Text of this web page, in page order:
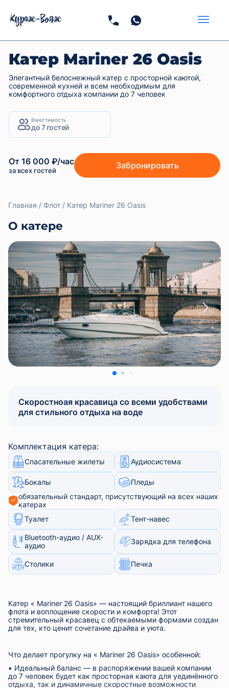
Катер Mariner 26 Oasis
Элегантный белоснежный катер с просторной каютой,
современной кухней и всем необходимым для
комфортного отдыха компании до 7 человек
Вместимость
до 7 гостей
От 16 000 ₽/час
за всех гостей Забронировать
Главная Флот Катер Mariner 26 Oasis
О катере
Скоростноая красавица со всеми удобствами
для стильного отдыха на воде
Комплектация катера:
Спасательные жилеты Аудиосистема
Бокалы
Пледы
обязательный стандарт, присутствующий на всех наших
катерах
Туалет
Тент-навес
Bluetooth-аудио / AUX-
аудио
Зарядка для телефона
Столики Печка
Катер « Mariner 26 Oasis» — настоящий бриллиант нашего
флота и воплощение скорости и комфорта! Этот
стремительный красавец с обтекаемыми формами создан
для тех, кто ценит сочетание драйва и уюта.
Что делает прогулку на « Mariner 26 Oasis» особенной:
▪️ Идеальный баланс — в распоряжении вашей компании
до 7 человек будет как просторная каюта для уединённого
отдыха, так и динамичные скоростные возможности